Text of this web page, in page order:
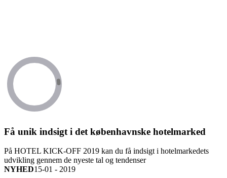
Få unik indsigt i det københavnske hotelmarked
På HOTEL KICK-OFF 2019 kan du få indsigt i hotelmarkedets
udvikling gennem de nyeste tal og tendenser
NYHED15-01 - 2019